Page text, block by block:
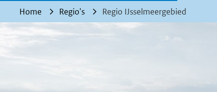
deze
website
worden
Home Regio's Regio IJsselmeergebied